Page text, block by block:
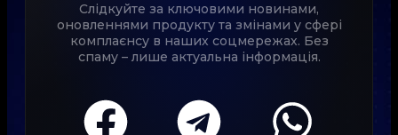
Слідкуйте за ключовими новинами,
оновленнями продукту та змінами у сфері
комплаєнсу в наших соцмережах. Без
спаму – лише актуальна інформація.